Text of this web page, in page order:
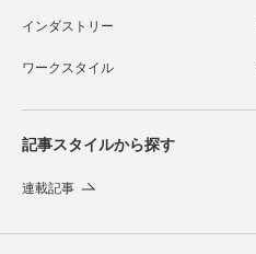
インダストリー
ワークスタイル
記事スタイルから探す
連載記事